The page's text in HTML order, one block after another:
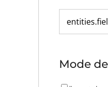
Mode